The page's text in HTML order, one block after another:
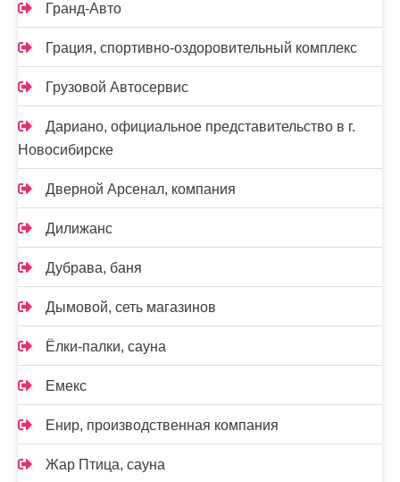
Гранд-Авто
Грация, спортивно-оздоровительный комплекс
Грузовой Автосервис
Дариано, официальное представительство в г.
Новосибирске
Дверной Арсенал, компания
Дилижанс
Дубрава, баня
Дымовой, сеть магазинов
Ёлки-палки, сауна
Емекс
Енир, производственная компания
Жар Птица, сауна